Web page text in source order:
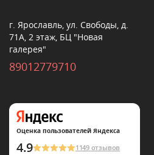
г. Ярославль, ул. Свободы, д.
71А, 2 этаж, БЦ "Новая
галерея"
89012779710
Оценка пользователей Яндекса
4.9 1149 отзывов